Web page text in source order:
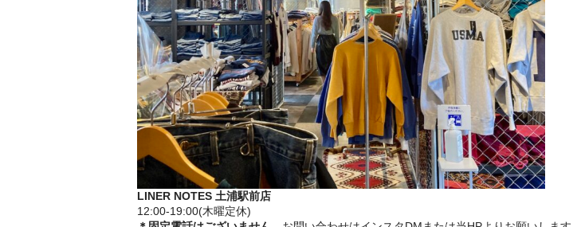
LINER NOTES 土浦駅前店
12:00-19:00(木曜定休)